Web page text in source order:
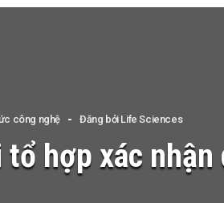
công nghệ Đăng bởiLife Sciences
hợp xác nhận